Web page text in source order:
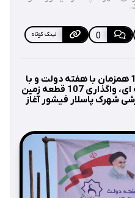
0 لینک کوتاه
دوشنبه پنجم شهریور ماه 1403 همزمان با هفته دولت و با
حضور مسئولین محلی و منطقه ای، واگذاری 107 قطعه زمین
شهرک پاسلار فیشور آغاز